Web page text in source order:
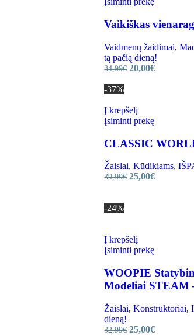
Vaikiškas
Vaidmenų žaidimai,
tą pačią dieną!
34,99€ 20,00€
-37%
Į krepšelį
Įsiminti prekę
CLASSIC
Žaislai, Kūdikiams,
39,99€ 25,00€
-24%
Į krepšelį
Įsiminti prekę
WOOPIE
Modeliai STEAM
Žaislai, Konstruktoriai,
dieną!
32,99€ 25,00€